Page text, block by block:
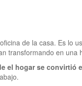
de la casa. Es lo
transformando en una
el hogar se convirtió